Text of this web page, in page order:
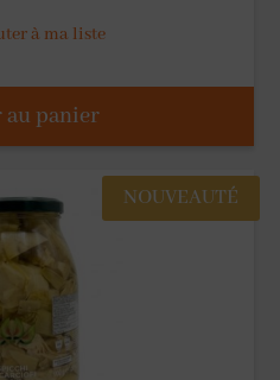
à ma liste
au panier
NOUVEAUTÉ